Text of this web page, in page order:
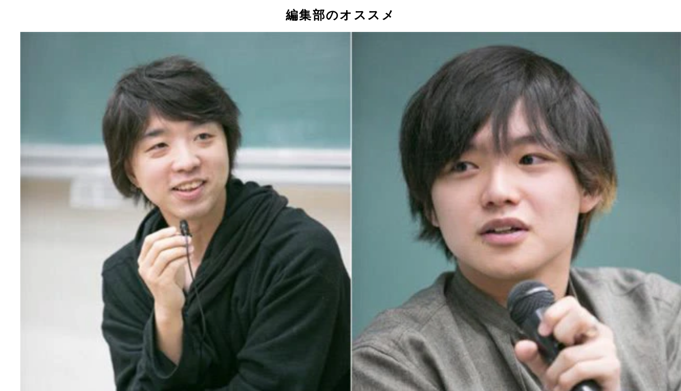
水曜日のカンパネラはコムアイ（ボーカル・主演担当）、ケンモチヒデフミ（音楽担当）、Ｄｉｒ．Ｆ（ディレクター・エフ、その他担当）からなるユニット。ライブでは基
コムアイのみ舞台に立つ
『シャクシャイン』のＭＶより。北海道の難読地名をお経のようにラップし続けるイントロから始まる
編集部のオススメ